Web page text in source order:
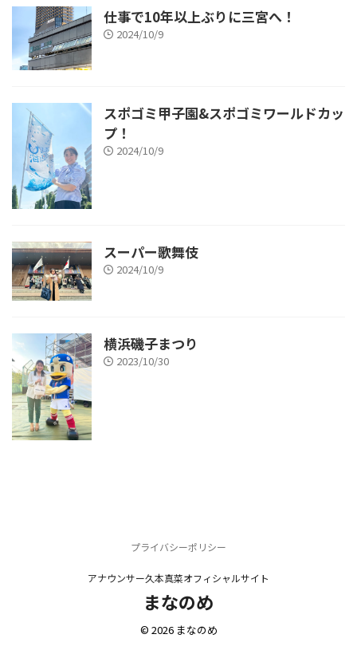
仕事で10年以上ぶりに三宮へ！
2024/10/9
スポゴミ甲子園&スポゴミワールドカッ
プ！
2024/10/9
スーパー歌舞伎
2024/10/9
横浜磯子まつり
2023/10/30
プライバシーポリシー
アナウンサー久本真菜オフィシャルサイト
まなのめ
© 2026 まなのめ